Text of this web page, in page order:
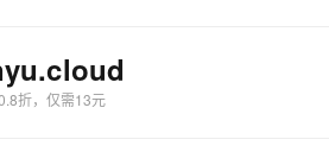
.cloud
折，仅需13元